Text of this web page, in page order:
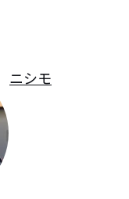
ニシモ